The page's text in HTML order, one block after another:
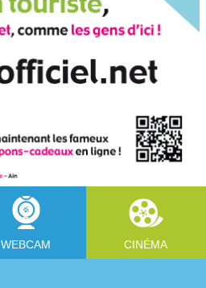
WEBCAM CINÉMA